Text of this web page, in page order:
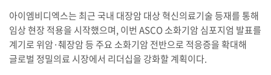
아이엠비디엑스는 최근 국내 대장암 대상 혁신의료기술 등재를 통해
임상 현장 적용을 시작했으며, 이번 ASCO 소화기암 심포지엄 발표를
계기로 위암·췌장암 등 주요 소화기암 전반으로 적응증을 확대해
글로벌 정밀의료 시장에서 리더십을 강화할 계획이다.